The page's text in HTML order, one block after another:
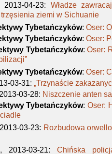
2013-04-23: Władze
ziemi w Sichuanie
Tybetańczyków:Oser:
Tybetańczyków:Oser:
Tybetańczyków:Oser:
Tybetańczyków:Oser:
03-31:„Trzynaście
03-28: Niszczenie anten
Tybetańczyków:Oser:
03-23: Rozbudowa
, 2013-03-21: Chińska